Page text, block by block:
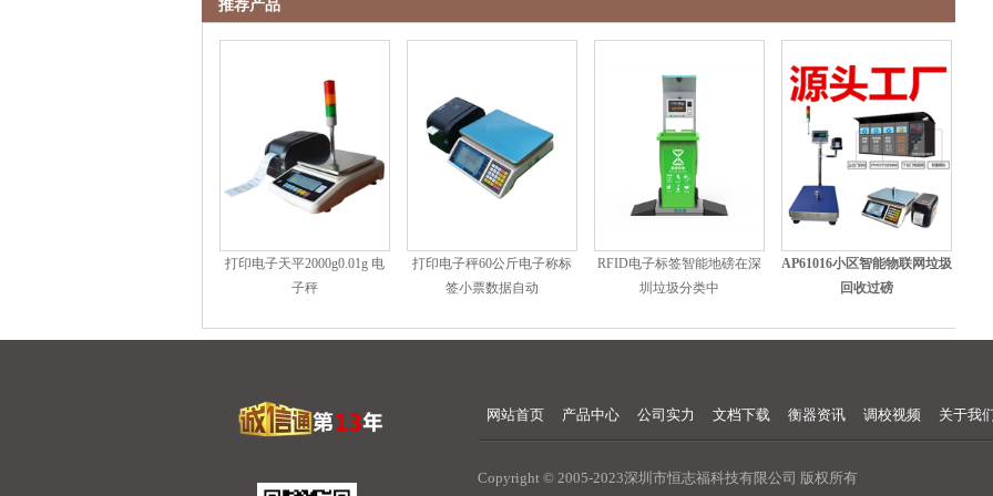
推荐产品
打印电子天平2000g0.01g 电
子秤
打印电子秤60公斤电子称标
签小票数据自动
RFID电子标签智能地磅在深
圳垃圾分类中
AP61016小区智能物联网垃圾
回收过磅
网站首页 产品中心 公司实力 文档下载 衡器资讯 调校视频 关于我
Copyright © 2005-2023深圳市恒志福科技有限公司 版权所有